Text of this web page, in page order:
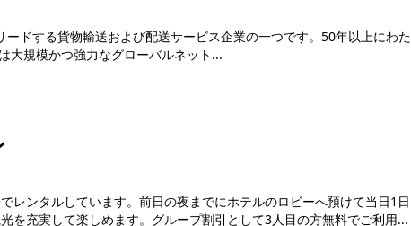
ドする貨物輸送および配送サービス企業の一つです。50年以上にわた
大規模かつ強力なグローバルネット...
レンタルしています。前日の夜までにホテルのロビーへ預けて当日1日
を充実して楽しめます。グループ割引として3人目の方無料でご利用...